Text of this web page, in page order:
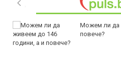
Можем ли да
повече?